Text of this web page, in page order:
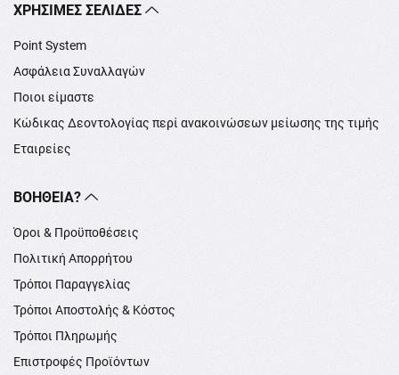
XΡΉΣΙΜΕΣ ΣΕΛΊΔΕΣ
Point System
Ασφάλεια Συναλλαγών
Ποιοι είμαστε
Κώδικας Δεοντολογίας περί ανακοινώσεων μείωσης της τιμής
Εταιρείες
ΒΟΉΘΕΙΑ?
Όροι & Προϋποθέσεις
Πολιτική Απορρήτου
Τρόποι Παραγγελίας
Τρόποι Αποστολής & Κόστος
Τρόποι Πληρωμής
Επιστροφές Προϊόντων